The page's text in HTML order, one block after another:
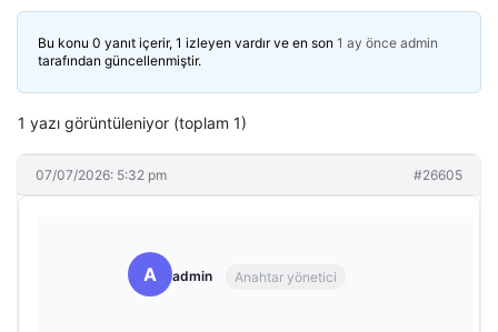
Bu konu 0 yanıt içerir, 1 izleyen vardır ve en son 1 ay önce admin
tarafından güncellenmiştir.
1 yazı görüntüleniyor (toplam 1)
07/07/2026: 5:32 pm #26605
A admin Anahtar yönetici